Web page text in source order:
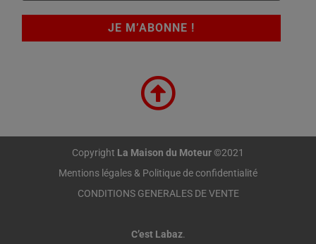
Copyright La Maison du Moteur©2021
Mentions légales & Politique de confidentialité
CONDITIONS GENERALES DE VENTE
C’est Labaz.